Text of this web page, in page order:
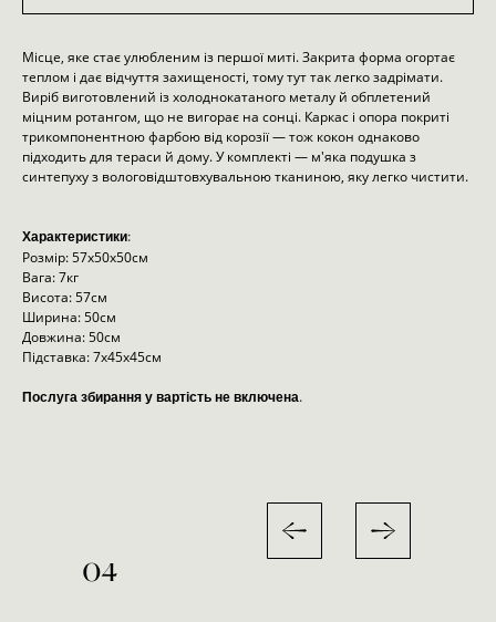
Місце, яке стає улюбленим із першої миті. Закрита форма огортає
теплом і дає відчуття захищеності, тому тут так легко задрімати.
Виріб виготовлений із холоднокатаного металу й обплетений
міцним ротангом, що не вигорає на сонці. Каркас і опора покриті
трикомпонентною фарбою від корозії — тож кокон однаково
підходить для тераси й дому. У комплекті — м'яка подушка з
синтепуху з вологовідштовхувальною тканиною, яку легко чистити.
Характеристики:
Розмір: 57х50х50см
Вага: 7кг
Висота: 57см
Ширина: 50см
Довжина: 50см
Підставка: 7х45х45см
Послуга збирання у вартість не включена.
04